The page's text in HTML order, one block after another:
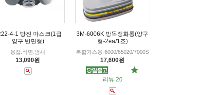
4-1 방진 마스크(1급
양구 반면형)
용접.석면.냄새
13,090원
3M-6006K 방독정화통(양구
형-2ea/1조)
복합가스용-6000/65020/7000S
17,600원
리뷰 20